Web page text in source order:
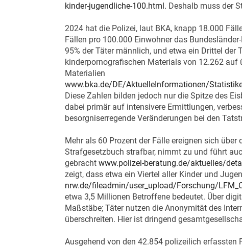
kinder-jugendliche-100.html. Deshalb muss der
2024 hat die Polizei, laut BKA, knapp 18.000
Fällen pro 100.000 Einwohner das
95% der Täter männlich, und etwa ein Drittel
kinderpornografischen Materials von 12.262 auf
Materialien
www.bka.de/DE/AktuelleInformationen/
Diese Zahlen bilden jedoch nur die Spitze des
dabei primär auf intensivere Ermittlungen,
besorgniserregende Veränderungen bei den
Mehr als 60 Prozent der Fälle ereignen sich
Strafgesetzbuch strafbar, nimmt zu und führt
gebracht www.polizei-beratung.de/aktuelles/
zeigt, dass etwa ein Viertel aller Kinder und
nrw.de/fileadmin/user_upload/Forschung/
etwa 3,5 Millionen Betroffene bedeutet. Über
Maßstäbe; Täter nutzen die Anonymität des
überschreiten. Hier ist dringend
Ausgehend von den 42.854 polizeilich